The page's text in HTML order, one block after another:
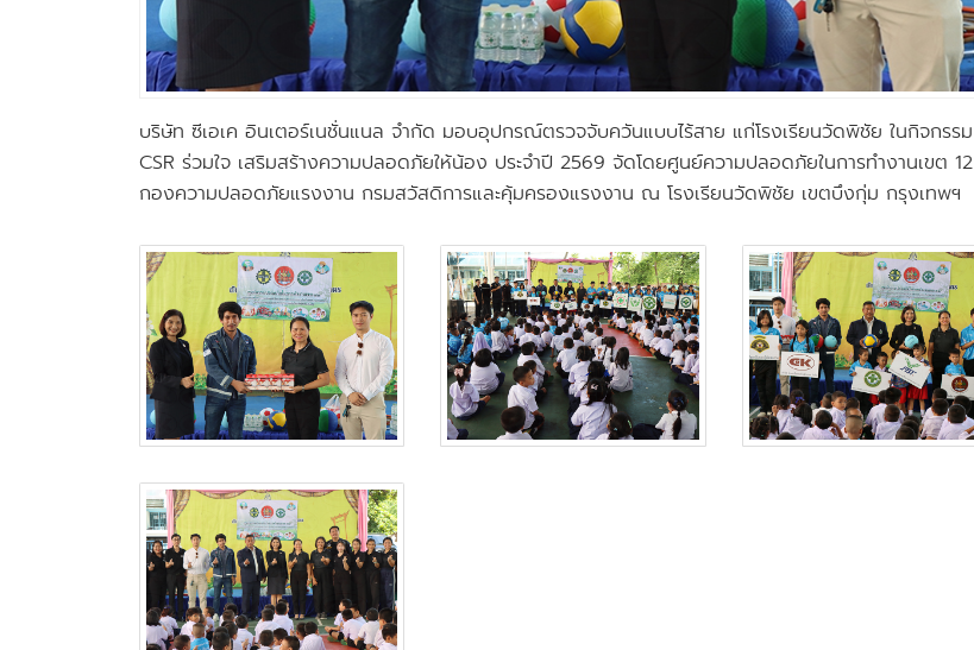
บริษัท ซีเอเค อินเตอร์เนชั่นแนล จำกัด มอบอุปกรณ์ตรวจจับควันแบบไร้สาย แก่โรงเรียนวัดพิชัย ในกิจกรรม
CSR ร่วมใจ เสริมสร้างความปลอดภัยให้น้อง ประจำปี 2569 จัดโดยศูนย์ความปลอดภัยในการทำงานเขต 12
กองความปลอดภัยแรงงาน กรมสวัสดิการและคุ้มครองแรงงาน ณ โรงเรียนวัดพิชัย เขตบึงกุ่ม กรุงเทพฯ